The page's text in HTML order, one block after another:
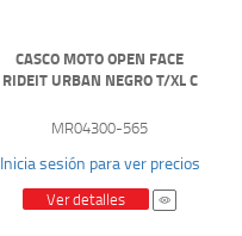
CASCO MOTO OPEN FACE
RIDEIT URBAN NEGRO T/XL C
MR04300-565
Inicia sesión para ver precios
Ver detalles